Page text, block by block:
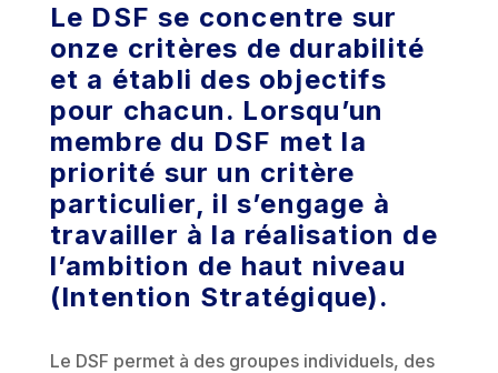
Le DSF se concentre sur
onze critères de durabilité
et a établi des objectifs
pour chacun. Lorsqu’un
membre du DSF met la
priorité sur un critère
particulier, il s’engage à
travailler à la réalisation de
l’ambition de haut niveau
(Intention Stratégique).
Le DSF permet à des groupes individuels, des